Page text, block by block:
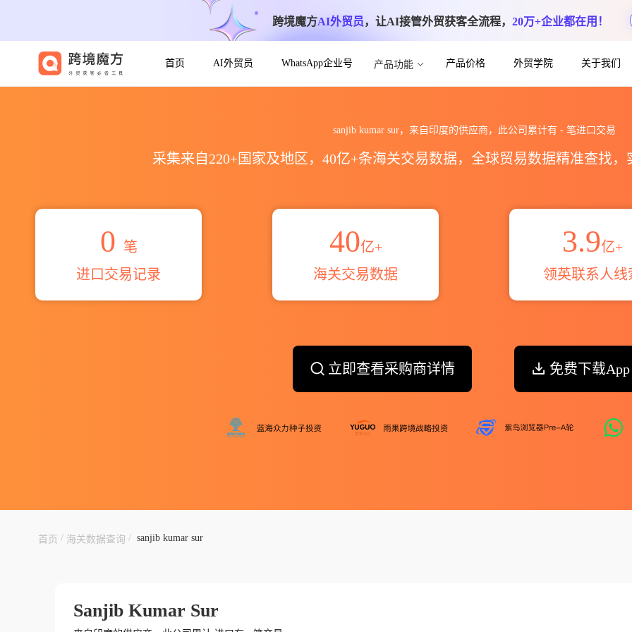
跨境魔方AI外贸员，让AI接管外贸获客全流程， 20万+企业都在用！
首页 AI外贸员 WhatsApp企业号 产品功能 产品价格 外贸学院 关于我们
sanjib kumar sur，来自印度的供应商，此公司累计有 -笔进口交易
采集来自220+国家及地区，40亿+条海关交易数据，全球贸易数据精准查找
0 笔
进口交易记录
40亿+
海关交易数据
3.9亿+
领英联系人线
立即查看采购商详情 免费下载App
首页 / 海关数据查询 / sanjib kumar sur
Sanjib Kumar Sur